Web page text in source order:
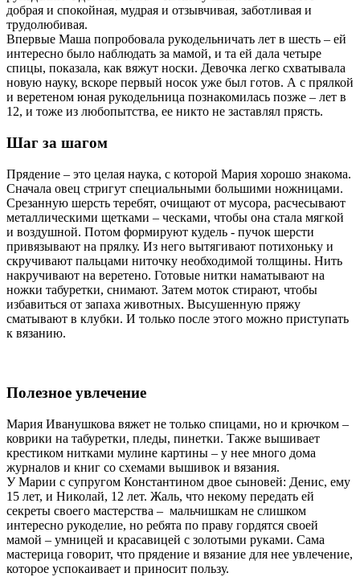
добрая и спокойная, мудрая и отзывчивая, заботливая и
трудолюбивая.
Впервые Маша попробовала рукодельничать лет в шесть – ей
интересно было наблюдать за мамой, и та ей дала четыре
спицы, показала, как вяжут носки. Девочка легко схватывала
новую науку, вскоре первый носок уже был готов. А с прялкой
и веретеном юная рукодельница познакомилась позже – лет в
12, и тоже из любопытства, ее никто не заставлял прясть.
Шаг за шагом
Прядение – это целая наука, с которой Мария хорошо знакома.
Сначала овец стригут специальными большими ножницами.
Срезанную шерсть теребят, очищают от мусора, расчесывают
металлическими щетками – ческами, чтобы она стала мягкой
и воздушной. Потом формируют кудель - пучок шерсти
привязывают на прялку. Из него вытягивают потихоньку и
скручивают пальцами ниточку необходимой толщины. Нить
накручивают на веретено. Готовые нитки наматывают на
ножки табуретки, снимают. Затем моток стирают, чтобы
избавиться от запаха животных. Высушенную пряжу
сматывают в клубки. И только после этого можно приступать
к вязанию.
Полезное увлечение
Мария Иванушкова вяжет не только спицами, но и крючком –
коврики на табуретки, пледы, пинетки. Также вышивает
крестиком нитками мулине картины – у нее много дома
журналов и книг со схемами вышивок и вязания.
У Марии с супругом Константином двое сыновей: Денис, ему
15 лет, и Николай, 12 лет. Жаль, что некому передать ей
секреты своего мастерства – мальчишкам не слишком
интересно рукоделие, но ребята по праву гордятся своей
мамой – умницей и красавицей с золотыми руками. Сама
мастерица говорит, что прядение и вязание для нее увлечение,
которое успокаивает и приносит пользу.